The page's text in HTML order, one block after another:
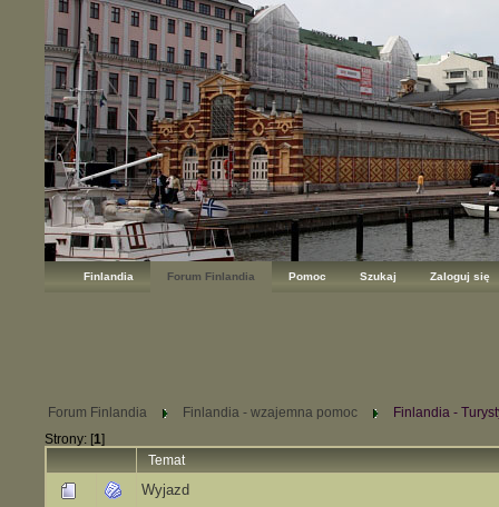
Finlandia Forum Finlandia Pomoc Szukaj Zaloguj się
Forum Finlandia Finlandia - wzajemna pomoc Finlandia -
Strony: [1]
Temat
Wyjazd